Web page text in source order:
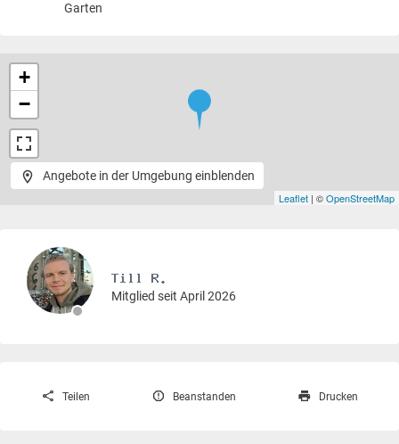
Garten
+
−
Leaflet | ©OpenStreetMap
Angebote in der Umgebung einblenden
Mitglied seit April 2026
Teilen Beanstanden Drucken